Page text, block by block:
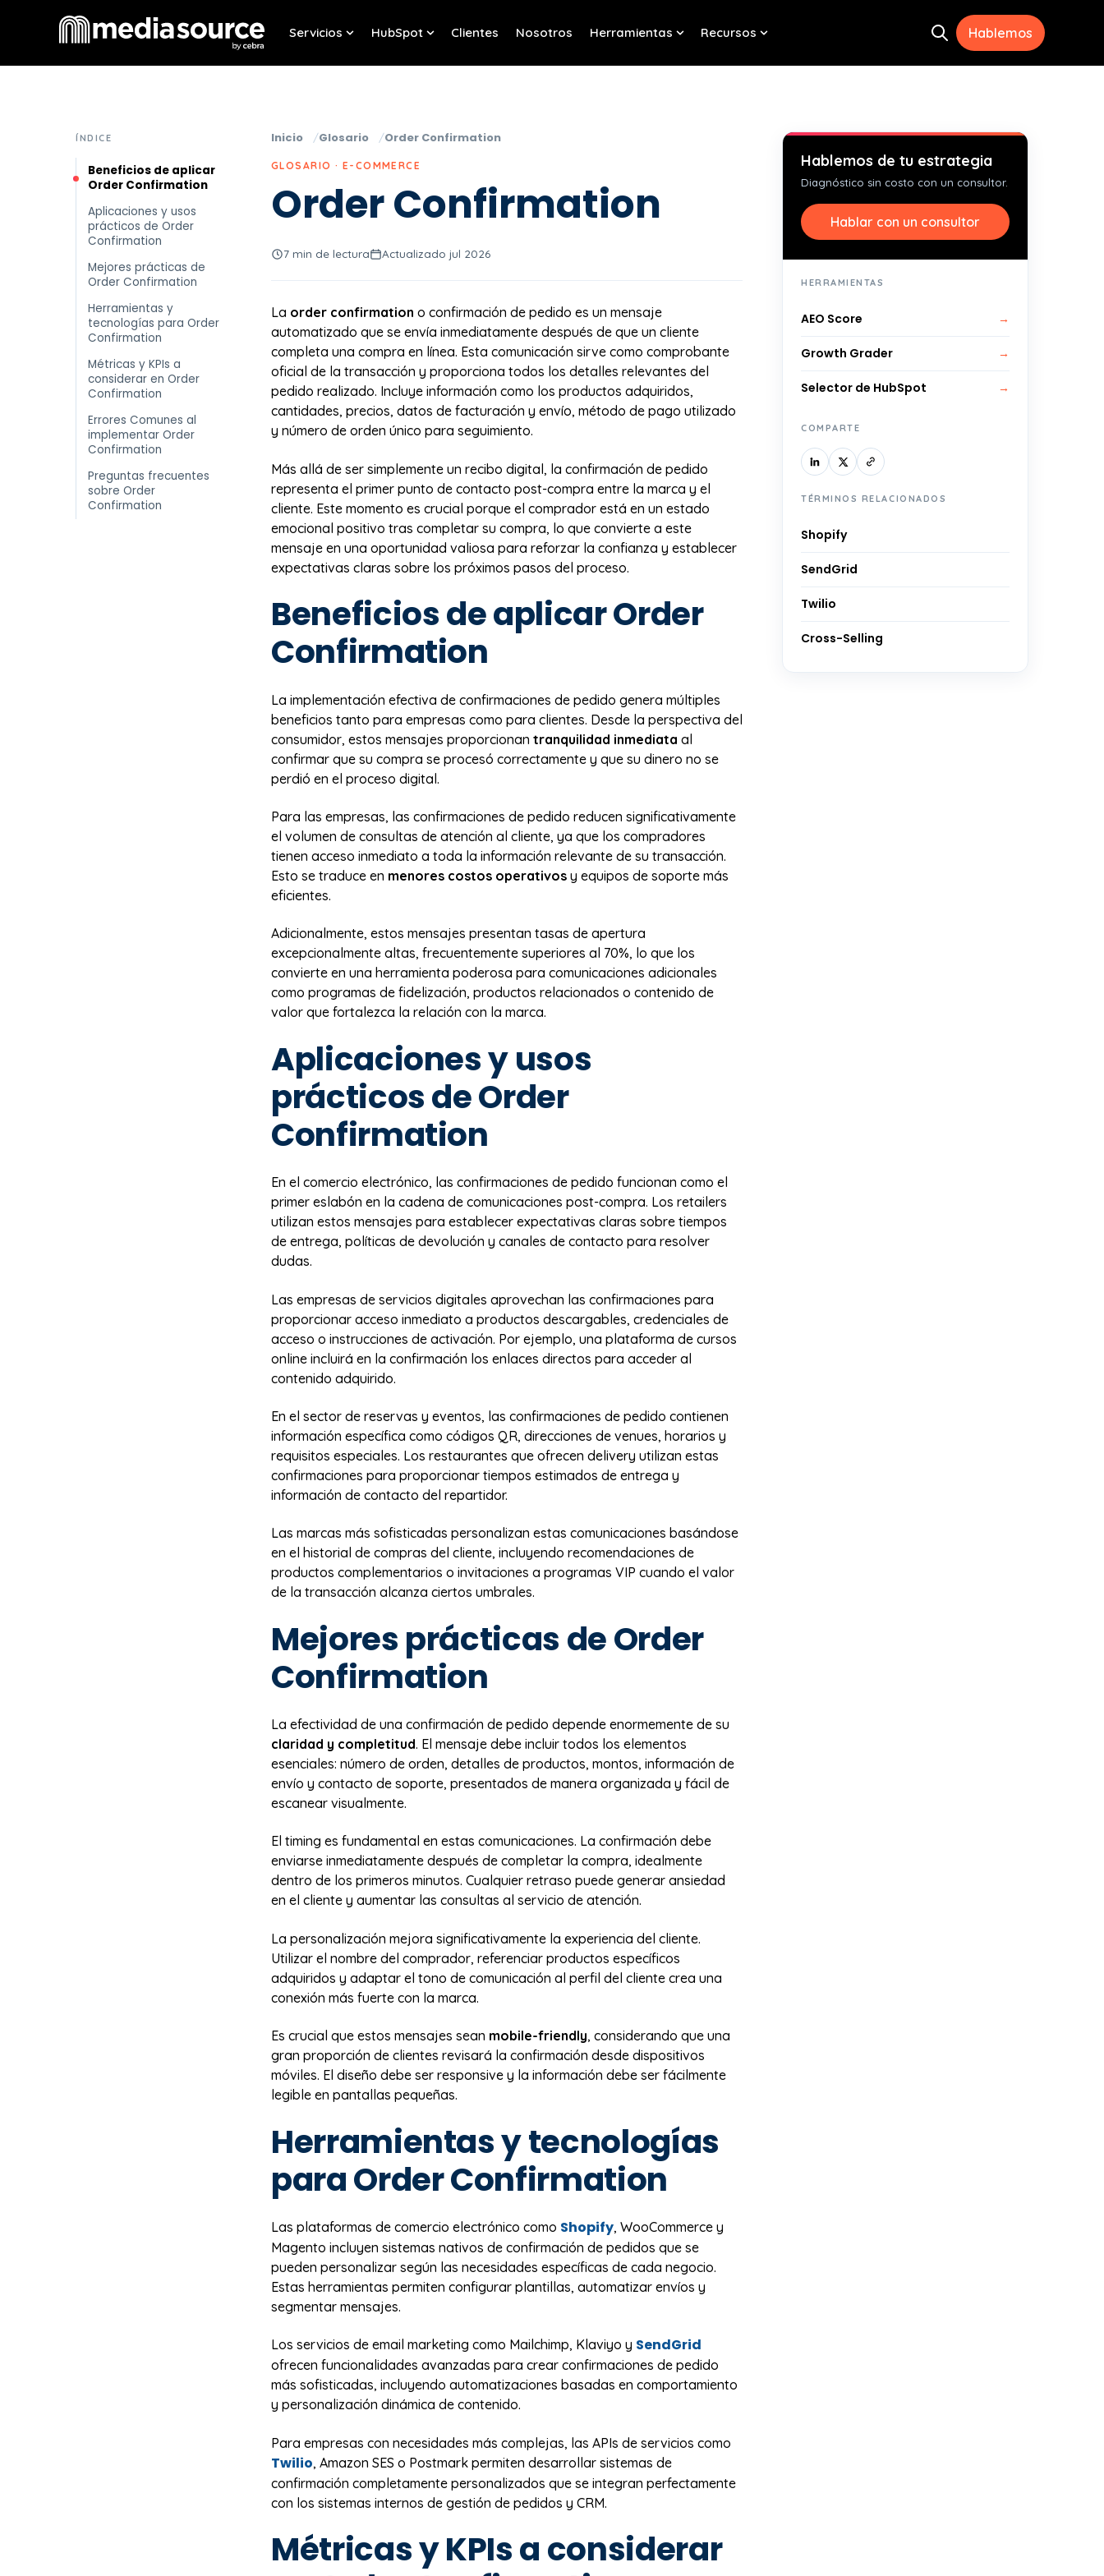
Servicios
Show submenu for Servicios
HubSpot
Show submenu for HubSpot
Clientes Nosotros Herramientas
Show submenu for Herramientas
Recursos Open search
Hablemos
ÍNDICE
Beneficios de aplicar
Order Confirmation
Aplicaciones y usos
prácticos de Order
Confirmation
Mejores prácticas de
Order Confirmation
Herramientas y
tecnologías para Order
Confirmation
Métricas y KPIs a
considerar en Order
Confirmation
Errores Comunes al
implementar Order
Confirmation
Preguntas frecuentes
sobre Order
Confirmation
Inicio Glosario Order Confirmation
GLOSARIO · E-COMMERCE
Order Confirmation
7 min de lectura Actualizado jul 2026
La order confirmation o confirmación de pedido es un mensaje
automatizado que se envía inmediatamente después de que un cliente
completa una compra en línea. Esta comunicación sirve como comprobante
oficial de la transacción y proporciona todos los detalles relevantes del
pedido realizado. Incluye información como los productos adquiridos,
cantidades, precios, datos de facturación y envío, método de pago utilizado
y número de orden único para seguimiento.
Más allá de ser simplemente un recibo digital, la confirmación de pedido
representa el primer punto de contacto post-compra entre la marca y el
cliente. Este momento es crucial porque el comprador está en un estado
emocional positivo tras completar su compra, lo que convierte a este
mensaje en una oportunidad valiosa para reforzar la confianza y establecer
expectativas claras sobre los próximos pasos del proceso.
Beneficios de aplicar Order
Confirmation
La implementación efectiva de confirmaciones de pedido genera múltiples
beneficios tanto para empresas como para clientes. Desde la perspectiva del
consumidor, estos mensajes proporcionan tranquilidad inmediata al
confirmar que su compra se procesó correctamente y que su dinero no se
perdió en el proceso digital.
Para las empresas, las confirmaciones de pedido reducen significativamente
el volumen de consultas de atención al cliente, ya que los compradores
tienen acceso inmediato a toda la información relevante de su transacción.
Esto se traduce en menores costos operativos y equipos de soporte más
eficientes.
Adicionalmente, estos mensajes presentan tasas de apertura
excepcionalmente altas, frecuentemente superiores al 70%, lo que los
convierte en una herramienta poderosa para comunicaciones adicionales
como programas de fidelización, productos relacionados o contenido de
valor que fortalezca la relación con la marca.
Aplicaciones y usos
prácticos de Order
Confirmation
En el comercio electrónico, las confirmaciones de pedido funcionan como el
primer eslabón en la cadena de comunicaciones post-compra. Los retailers
utilizan estos mensajes para establecer expectativas claras sobre tiempos
de entrega, políticas de devolución y canales de contacto para resolver
dudas.
Las empresas de servicios digitales aprovechan las confirmaciones para
proporcionar acceso inmediato a productos descargables, credenciales de
acceso o instrucciones de activación. Por ejemplo, una plataforma de cursos
online incluirá en la confirmación los enlaces directos para acceder al
contenido adquirido.
En el sector de reservas y eventos, las confirmaciones de pedido contienen
información específica como códigos QR, direcciones de venues, horarios y
requisitos especiales. Los restaurantes que ofrecen delivery utilizan estas
confirmaciones para proporcionar tiempos estimados de entrega y
información de contacto del repartidor.
Las marcas más sofisticadas personalizan estas comunicaciones basándose
en el historial de compras del cliente, incluyendo recomendaciones de
productos complementarios o invitaciones a programas VIP cuando el valor
de la transacción alcanza ciertos umbrales.
Mejores prácticas de Order
Confirmation
La efectividad de una confirmación de pedido depende enormemente de su
claridad y completitud. El mensaje debe incluir todos los elementos
esenciales: número de orden, detalles de productos, montos, información de
envío y contacto de soporte, presentados de manera organizada y fácil de
escanear visualmente.
El timing es fundamental en estas comunicaciones. La confirmación debe
enviarse inmediatamente después de completar la compra, idealmente
dentro de los primeros minutos. Cualquier retraso puede generar ansiedad
en el cliente y aumentar las consultas al servicio de atención.
La personalización mejora significativamente la experiencia del cliente.
Utilizar el nombre del comprador, referenciar productos específicos
adquiridos y adaptar el tono de comunicación al perfil del cliente crea una
conexión más fuerte con la marca.
Es crucial que estos mensajes sean mobile-friendly, considerando que una
gran proporción de clientes revisará la confirmación desde dispositivos
móviles. El diseño debe ser responsive y la información debe ser fácilmente
legible en pantallas pequeñas.
Herramientas y tecnologías
para Order Confirmation
Las plataformas de comercio electrónico como Shopify, WooCommerce y
Magento incluyen sistemas nativos de confirmación de pedidos que se
pueden personalizar según las necesidades específicas de cada negocio.
Estas herramientas permiten configurar plantillas, automatizar envíos y
segmentar mensajes.
Los servicios de email marketing como Mailchimp, Klaviyo y SendGrid
ofrecen funcionalidades avanzadas para crear confirmaciones de pedido
más sofisticadas, incluyendo automatizaciones basadas en comportamiento
y personalización dinámica de contenido.
Para empresas con necesidades más complejas, las APIs de servicios como
Twilio, Amazon SES o Postmark permiten desarrollar sistemas de
confirmación completamente personalizados que se integran perfectamente
con los sistemas internos de gestión de pedidos y CRM.
Métricas y KPIs a considerar
Hablemos de tu estrategia
Diagnóstico sin costo con un consultor.
Hablar con un consultor
HERRAMIENTAS
AEO Score →
Growth Grader →
Selector de HubSpot →
COMPARTE
TÉRMINOS RELACIONADOS
Shopify
SendGrid
Twilio
Cross-Selling